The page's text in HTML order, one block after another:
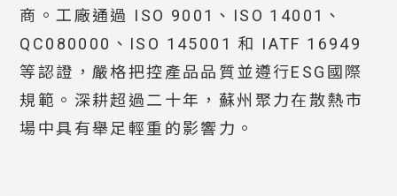
商。工廠通過 ISO 9001、ISO 14001、
QC080000、ISO 145001 和 IATF 16949
等認證，嚴格把控產品品質並遵行ESG國際
規範。深耕超過二十年，蘇州聚力在散熱市
場中具有舉足輕重的影響力。